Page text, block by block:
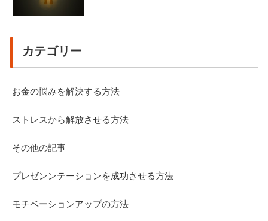
カテゴリー
お金の悩みを解決する方法
ストレスから解放させる方法
その他の記事
プレゼンンテーションを成功させる方法
モチベーションアップの方法